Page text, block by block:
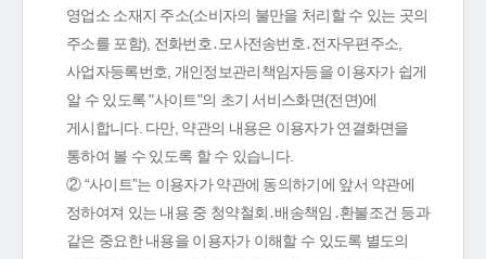
영업소 소재지 주소(소비자의 불만을 처리할 수 있는 곳의
주소를 포함), 전화번호․모사전송번호․전자우편주소,
사업자등록번호, 개인정보관리책임자등을 이용자가 쉽게
알 수 있도록 "사이트"의 초기 서비스화면(전면)에
게시합니다. 다만, 약관의 내용은 이용자가 연결화면을
통하여 볼 수 있도록 할 수 있습니다.
② “사이트”는 이용자가 약관에 동의하기에 앞서 약관에
정하여져 있는 내용 중 청약철회․배송책임․환불조건 등과
같은 중요한 내용을 이용자가 이해할 수 있도록 별도의